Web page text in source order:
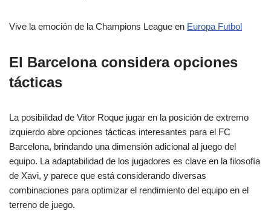
Vive la emoción de la Champions League en Europa Futbol
El Barcelona considera opciones
tácticas
La posibilidad de Vitor Roque jugar en la posición de extremo
izquierdo abre opciones tácticas interesantes para el FC
Barcelona, brindando una dimensión adicional al juego del
equipo. La adaptabilidad de los jugadores es clave en la filosofía
de Xavi, y parece que está considerando diversas
combinaciones para optimizar el rendimiento del equipo en el
terreno de juego.